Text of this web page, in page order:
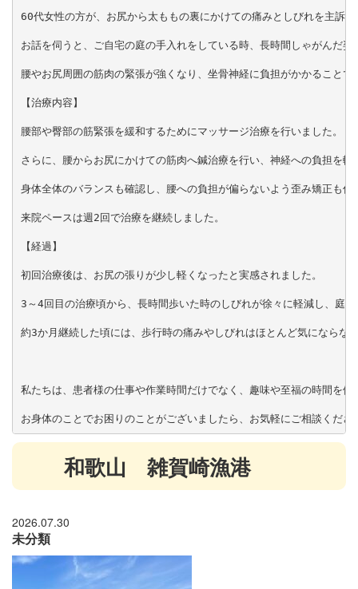
60代女性の方が、お尻から太ももの裏にかけての痛みとしびれを主訴
お話を伺うと、ご自宅の庭の手入れをしている時、長時間しゃがんだ
腰やお尻周囲の筋肉の緊張が強くなり、坐骨神経に負担がかかること
【治療内容】
腰部や臀部の筋緊張を緩和するためにマッサージ治療を行いました。
さらに、腰からお尻にかけての筋肉へ鍼治療を行い、神経への負担を
身体全体のバランスも確認し、腰への負担が偏らないよう歪み矯正も併
来院ペースは週2回で治療を継続しました。
【経過】
初回治療後は、お尻の張りが少し軽くなったと実感されました。
3～4回目の治療頃から、長時間歩いた時のしびれが徐々に軽減し、庭
約3か月継続した頃には、歩行時の痛みやしびれはほとんど気になら
私たちは、患者様の仕事や作業時間だけでなく、趣味や至福の時間を
お身体のことでお困りのことがございましたら、お気軽にご相談くださ
和歌山 雑賀崎漁港
2026.07.30
未分類